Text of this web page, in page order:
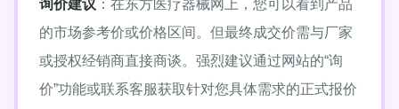
询价建议 ：在东方医疗器械网上，您可以看到产品
的市场参考价或价格区间。但最终成交价需与厂家
或授权经销商直接商谈。强烈建议通过网站的“询
价”功能或联系客服获取针对您具体需求的正式报价